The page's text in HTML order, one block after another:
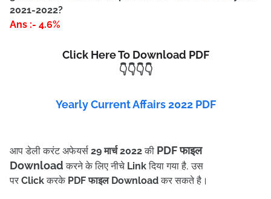
2021-2022?
Ans :- 4.6%
Click Here To Download PDF
👇👇👇👇
Yearly Current Affairs 2022 PDF
आप डेली करंट अफेयर्स 29 मार्च 2022की PDF फाइल
Download करने के लिए नीचे Linkदिया गया है, उस
पर Clickकरके PDF फाइल Downloadकर सकते है।